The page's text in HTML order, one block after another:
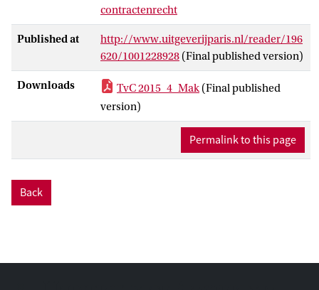
contractenrecht
Published at
http://www.uitgeverijparis.nl/reader/196
620/1001228928 (Final published version)
Downloads TvC 2015_4_Mak (Final published
version)
Permalink to this page
Back